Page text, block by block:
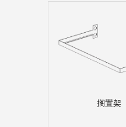
搁置架